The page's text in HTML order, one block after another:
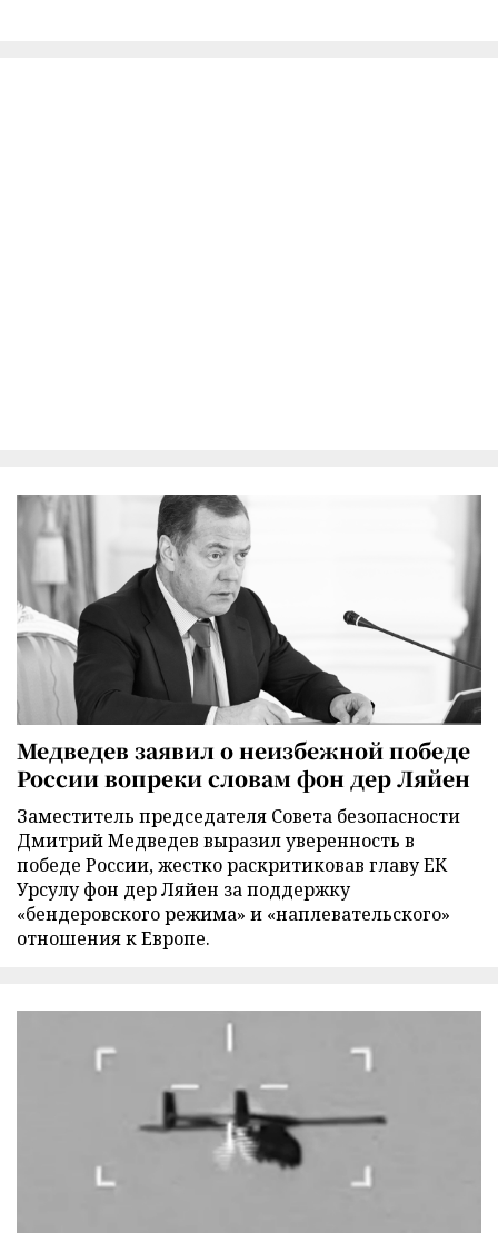
Медведев заявил о неизбежной победе
России вопреки словам фон дер Ляйен
Заместитель председателя Совета безопасности
Дмитрий Медведев выразил уверенность в
победе России, жестко раскритиковав главу ЕК
Урсулу фон дер Ляйен за поддержку
«бендеровского режима» и «наплевательского»
отношения к Европе.